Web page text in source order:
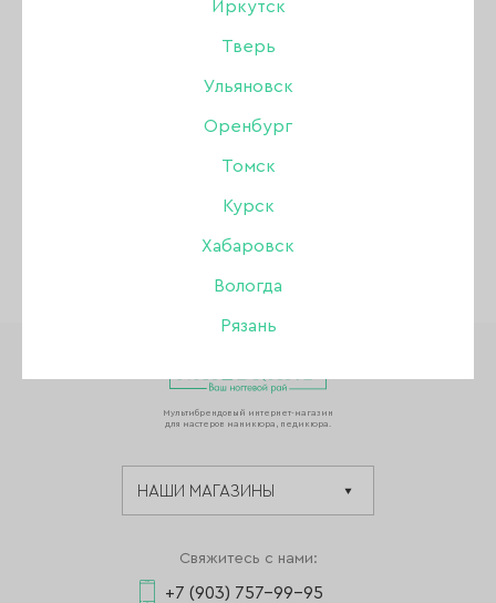
Иркутск
Тверь
Ульяновск
Оренбург
Томск
Курск
Хабаровск
Вологда
Рязань
КОЛПАЧКИ И ОСНОВЫ
Мультибрендовый интернет-магазин
для мастеров маникюра, педикюра.
Свяжитесь с нами:
+7 (903) 757-99-95